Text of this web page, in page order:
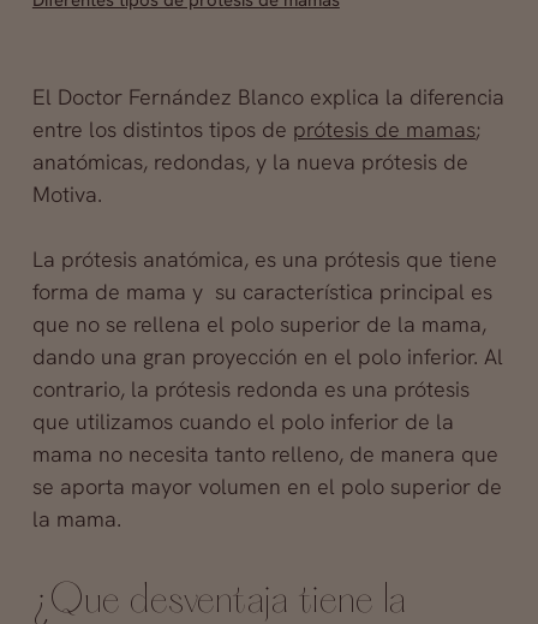
El Doctor Fernández Blanco explica la diferencia
entre los distintos tipos de prótesis de mamas;
anatómicas, redondas, y la nueva prótesis de
Motiva.
La prótesis anatómica, es una prótesis que tiene
forma de mama y su característica principal es
que no se rellena el polo superior de la mama,
dando una gran proyección en el polo inferior. Al
contrario, la prótesis redonda es una prótesis
que utilizamos cuando el polo inferior de la
mama no necesita tanto relleno, de manera que
se aporta mayor volumen en el polo superior de
la mama.
¿Que desventaja tiene la